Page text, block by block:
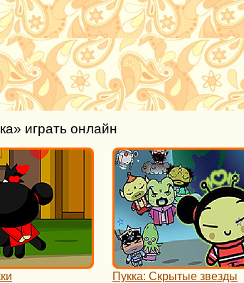
играть онлайн
Пукка: Скрытые звезды